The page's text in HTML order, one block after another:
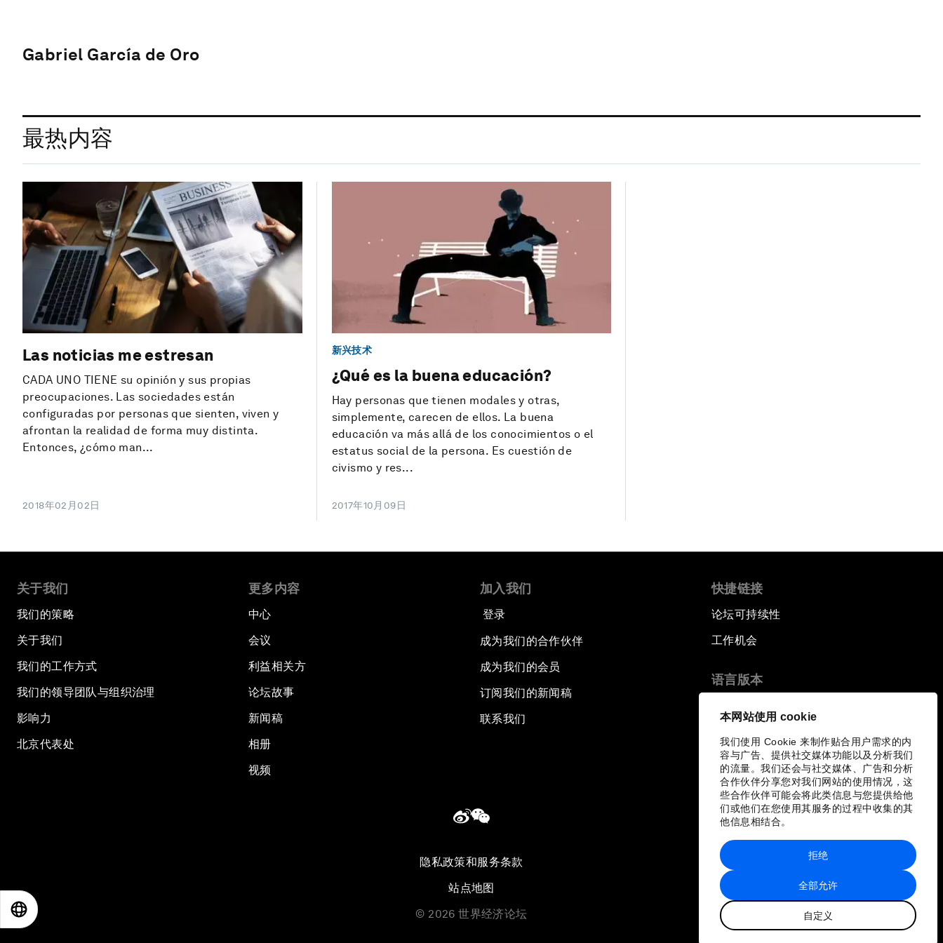
本网站使用 cookie
我们使用 Cookie 来制作贴合用户需求的内
容与广告、提供社交媒体功能以及分析我们
的流量。我们还会与社交媒体、广告和分析
合作伙伴分享您对我们网站的使用情况，这
些合作伙伴可能会将此类信息与您提供给他
们或他们在您使用其服务的过程中收集的其
他信息相结合。
全部允许
自定义
拒绝
Gabriel García de Oro
最热内容
Las noticias me estresan
CADA UNO TIENE su opinión y sus propias
preocupaciones. Las sociedades están
configuradas por personas que sienten, viven y
afrontan la realidad de forma muy distinta.
Entonces, ¿cómo man...
2018年02月02日
新兴技术
¿Qué es la buena educación?
Hay personas que tienen modales y otras,
simplemente, carecen de ellos. La buena
educación va más allá de los conocimientos o el
estatus social de la persona. Es cuestión de
civismo y res...
2017年10月09日
关于我们
我们的策略
关于我们
我们的工作方式
我们的领导团队与组织治理
影响力
北京代表处
更多内容
中心
会议
利益相关方
论坛故事
新闻稿
相册
视频
加入我们
登录
成为我们的合作伙伴
成为我们的会员
订阅我们的新闻稿
联系我们
快捷链接
论坛可持续性
工作机会
语言版本
隐私政策和服务条款
站点地图
© 2026 世界经济论坛